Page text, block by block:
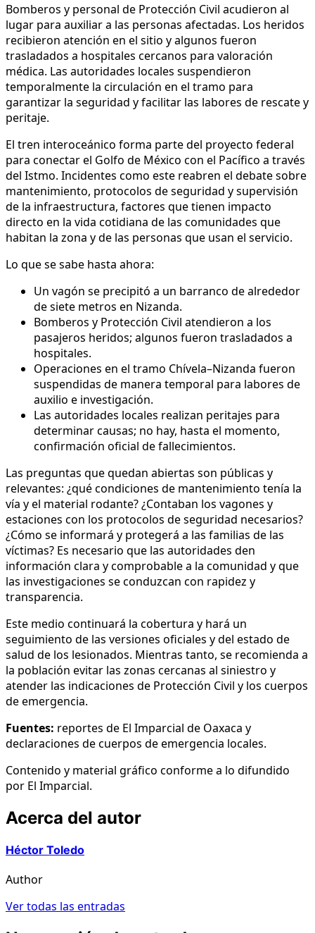
Bomberos y personal de Protección Civil acudieron al
lugar para auxiliar a las personas afectadas. Los heridos
recibieron atención en el sitio y algunos fueron
trasladados a hospitales cercanos para valoración
médica. Las autoridades locales suspendieron
temporalmente la circulación en el tramo para
garantizar la seguridad y facilitar las labores de rescate y
peritaje.
El tren interoceánico forma parte del proyecto federal
para conectar el Golfo de México con el Pacífico a través
del Istmo. Incidentes como este reabren el debate sobre
mantenimiento, protocolos de seguridad y supervisión
de la infraestructura, factores que tienen impacto
directo en la vida cotidiana de las comunidades que
habitan la zona y de las personas que usan el servicio.
Lo que se sabe hasta ahora:
Un vagón se precipitó a un barranco de alrededor
de siete metros en Nizanda.
Bomberos y Protección Civil atendieron a los
pasajeros heridos; algunos fueron trasladados a
hospitales.
Operaciones en el tramo Chívela–Nizanda fueron
suspendidas de manera temporal para labores de
auxilio e investigación.
Las autoridades locales realizan peritajes para
determinar causas; no hay, hasta el momento,
confirmación oficial de fallecimientos.
Las preguntas que quedan abiertas son públicas y
relevantes: ¿qué condiciones de mantenimiento tenía la
vía y el material rodante? ¿Contaban los vagones y
estaciones con los protocolos de seguridad necesarios?
¿Cómo se informará y protegerá a las familias de las
víctimas? Es necesario que las autoridades den
información clara y comprobable a la comunidad y que
las investigaciones se conduzcan con rapidez y
transparencia.
Este medio continuará la cobertura y hará un
seguimiento de las versiones oficiales y del estado de
salud de los lesionados. Mientras tanto, se recomienda a
la población evitar las zonas cercanas al siniestro y
atender las indicaciones de Protección Civil y los cuerpos
de emergencia.
Fuentes: reportes de El Imparcial de Oaxaca y
declaraciones de cuerpos de emergencia locales.
Contenido y material gráfico conforme a lo difundido
por El Imparcial.
Acerca del autor
Héctor Toledo
Author
Ver todas las entradas